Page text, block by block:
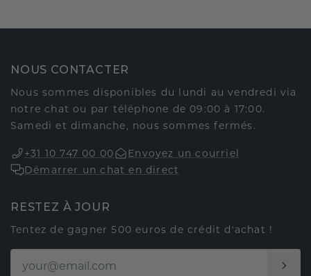
NOUS CONTACTER
Nous sommes disponibles du lundi au vendredi via
notre chat ou par téléphone de 09:00 à 17:00.
Samedi et dimanche, nous sommes fermés.
+31 10 747 00 00
Envoyez un courriel
Démarrer un chat en direct
RESTEZ À JOUR
Tentez de gagner 500 euros de crédit d'achat !